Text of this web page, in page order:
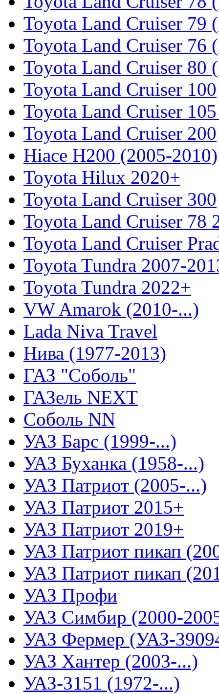
Toyota Land Cruiser 79
Toyota Land Cruiser 76
Toyota Land Cruiser 80
Toyota Land Cruiser 100
Toyota Land Cruiser
Toyota Land Cruiser 200
Hiace H200 (2005-2010)
Toyota Hilux 2020+
Toyota Land Cruiser 300
Toyota Land Cruiser 78
Toyota Land Cruiser
Toyota Tundra 2007-
Toyota Tundra 2022+
VW Amarok (2010-...)
Lada Niva Travel
Нива (1977-2013)
ГАЗ "Соболь"
ГАЗель NEXT
Соболь NN
УАЗ Барс (1999-...)
УАЗ Буханка (1958-...)
УАЗ Патриот (2005-...)
УАЗ Патриот 2015+
УАЗ Патриот 2019+
УАЗ Патриот пикап
УАЗ Патриот пикап
УАЗ Профи
УАЗ Симбир (2000-
УАЗ Фермер (УАЗ-
УАЗ Хантер (2003-...)
УАЗ-3151 (1972-...)